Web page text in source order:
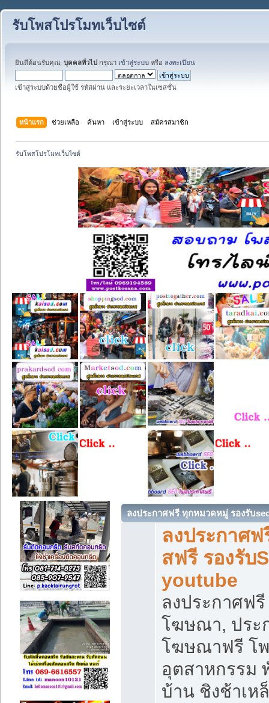
รับโพสโปรโมทเว็บไซต์
ยินดีต้อนรับคุณ, บุคคลทั่วไป กรุณา เข้าสู่ระบบ หรือ ลงทะเบียน
เข้าสู่ระบบด้วยชื่อผู้ใช้ รหัสผ่าน และระยะเวลาในเซสชั่น
หน้าแรก ช่วยเหลือ ค้นหา เข้าสู่ระบบ สมัครสมาชิก
รับโพสโปรโมทเว็บไซต์
ลงประกาศฟรี ทุกหมวดหมู่ รองรับ
ลงประกาศ
สฟรี รองรับ
youtube
ลงประกาศฟ
โฆษณา, ประ
โฆษณาฟรี โ
อุตสาหกรรม
บ้าน ชิงช้าเห